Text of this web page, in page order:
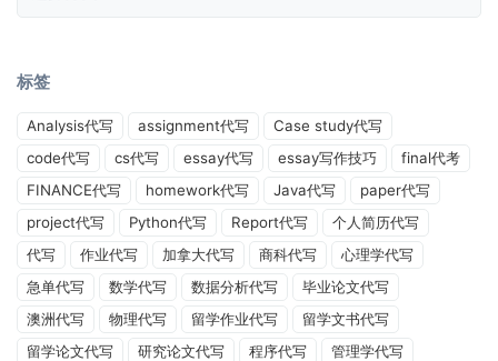
标签
Analysis代写 assignment代写
Case study代写
code代写
cs代写 essay代写 essay写作技巧
final代考
FINANCE代写
homework代写 Java代写
paper代写
project代写
Python代写 Report代写
个人简历代写
代写
作业代写 加拿大代写 商科代写
心理学代写
急单代写
数学代写 数据分析代写
毕业论文代写
澳洲代写
物理代写 留学作业代写
留学文书代写
留学论文代写
研究论文代写 程序代写
管理学代写